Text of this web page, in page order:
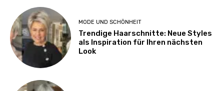
MODE UND SCHÖNHEIT
Trendige Haarschnitte: Neue Styles
als Inspiration für Ihren nächsten
Look